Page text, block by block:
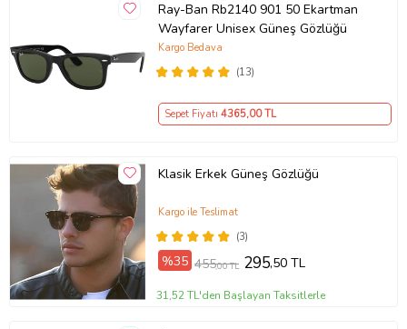
Ray-Ban Rb2140 901 50 Ekartman
Wayfarer Unisex Güneş Gözlüğü
(13)
Kargo Bedava
Sepet Fiyatı 4365,00 TL
Klasik Erkek Güneş Gözlüğü
(3)
Kargo ile Teslimat
%35 455,00 TL 295,50 TL
31,52 TL'den Başlayan Taksitlerle